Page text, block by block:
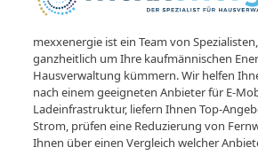
mexxenergie ist ein Team von
ganzheitlich um Ihre kaufmännischen
Hausverwaltung kümmern. Wir helfen
nach einem geeigneten Anbieter für E-
Ladeinfrastruktur, liefern Ihnen Top-
Strom, prüfen eine Reduzierung von
Ihnen über einen Vergleich welcher